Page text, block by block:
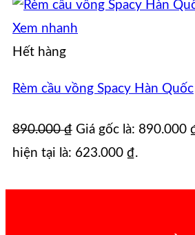
Xem nhanh
Hết hàng
Rèm cầu vồng Spacy Hàn Quốc
890.000₫ Giá gốc là: 890.000
hiện tại là: 623.000 ₫.